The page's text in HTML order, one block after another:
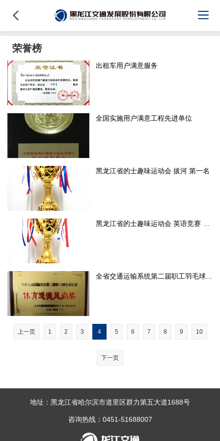
荣誉榜
出租车用户满意服务
全国实施用户满意工程先进单位
黑龙江省的士趣味运动会 拔河 第一名
全省交通运输系统第二届职工羽毛球比赛 体育道德风尚奖
上一页 1 2 3 4 5 6 7 8 9 10
下一页
地址：黑龙江省哈尔滨市道里区群力第五大道1688号
咨询热线：0451-51688007